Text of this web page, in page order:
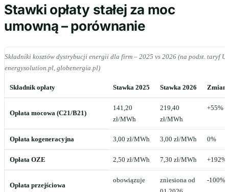
Stawki opłaty stałej za moc
umowną – porównanie
Składniki kosztów dystrybucji energii dla firm – 2025 vs 2026 (na podst. taryf
energysolution.pl, globenergia.pl)
Składnik opłaty Stawka 2025 Stawka 2026
Opłata mocowa (C21/B21)
141,20
zł/MWh
219,40
zł/MWh
+55%
Opłata kogeneracyjna 3,00 zł/MWh 3,00 zł/MWh 0%
Opłata OZE 2,50 zł/MWh 7,30 zł/MWh +192%
Opłata przejściowa
obowiązuje
zniesiona od
-100%